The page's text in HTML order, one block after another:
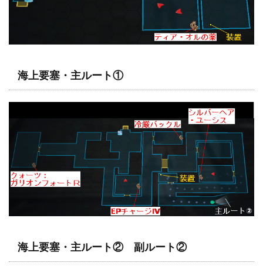
海上要塞・主ルート①
海上要塞・主ルート② 副ルート②